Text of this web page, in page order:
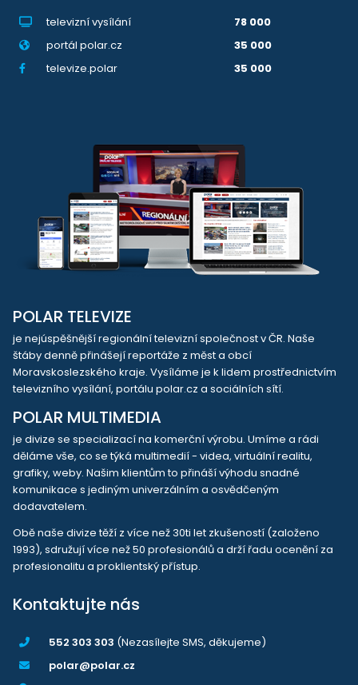
televizní vysílání
78 000
portál polar.cz
35 000
televize.polar
35 000
POLAR TELEVIZE
je nejúspěšnější regionální televizní společnost v ČR. Naše
štáby denně přinášejí reportáže z měst a obcí
Moravskoslezského kraje. Vysíláme je k lidem prostřednictvím
televizního vysílání, portálu polar.cz a sociálních sítí.
POLAR MULTIMEDIA
je divize se specializací na komerční výrobu. Umíme a rádi
děláme vše, co se týká multimedií - videa, virtuální realitu,
grafiky, weby. Našim klientům to přináší výhodu snadné
komunikace s jediným univerzálním a osvědčeným
dodavatelem.
Obě naše divize těží z více než 30ti let zkušeností (založeno
1993), sdružují více než 50 profesionálů a drží řadu ocenění za
profesionalitu a proklientský přístup.
Kontaktujte nás
552 303 303 (Nezasílejte SMS, děkujeme)
polar@polar.cz